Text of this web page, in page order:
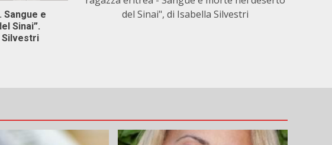
Sangue e
Sinai”.
Silvestri
del Sinai", di Isabella Silvestri